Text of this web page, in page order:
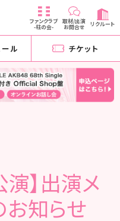
ファンクラブ
-柱の会-
取材/出演
お問合せ リクルート
ル チケット
】出演メ
お知らせ